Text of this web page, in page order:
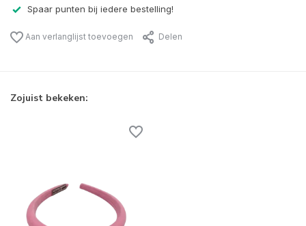
Spaar punten bij iedere bestelling!
Aan verlanglijst toevoegen Delen
Zojuist bekeken: